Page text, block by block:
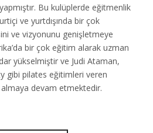
Bu kulüplerde eğitmenlik
ve yurtdışında bir çok
ve vizyonunu genişletmeye
bir çok eğitim alarak uzman
yükselmiştir ve Judi Ataman,
gibi pilates eğitimleri veren
devam etmektedir.